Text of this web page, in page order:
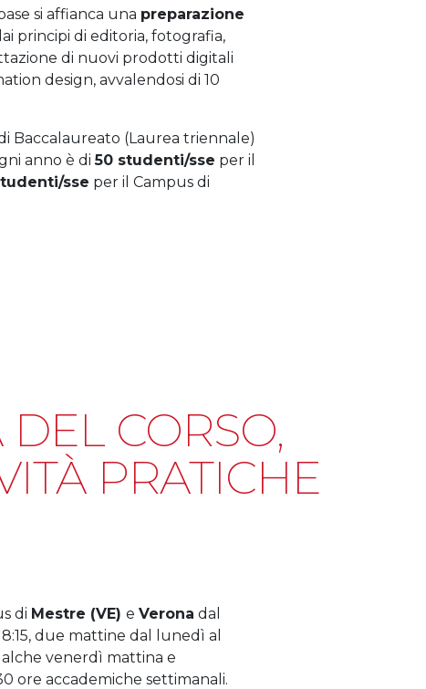
si affianca una preparazione
principi di editoria, fotografia,
di nuovi prodotti digitali
design, avvalendosi di 10
Baccalaureato (Laurea triennale)
anno è di50 studenti/sse per il
sse per il Campus di
DEL CORSO,
PRATICHE
di Mestre (VE)eVerona dal
due mattine dal lunedì al
venerdì mattina e
ore accademiche settimanali.